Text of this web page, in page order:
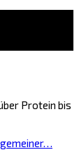
Protein bis